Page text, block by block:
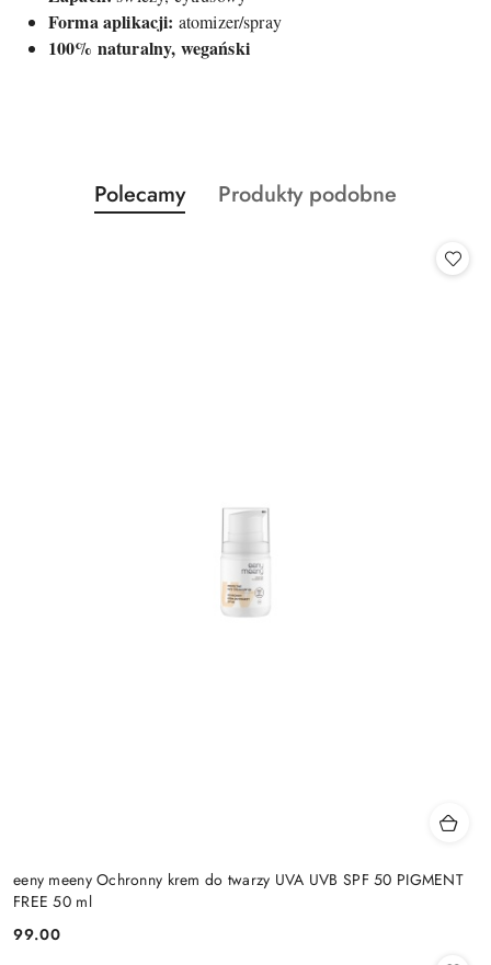
Forma aplikacji: atomizer/spray
100% naturalny, wegański
Pomiń karuzelę produktów
Produkty
o
Polecamy
Produkty
Produkty podobne
eeny meeny Ochronny krem do twarzy UVA UVB SPF 50 PIGMENT
FREE 50 ml
Cena:
99.00